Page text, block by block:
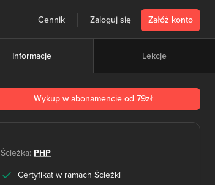
Cennik Zaloguj się Załóż konto
Informacje Lekcje
Wykup w abonamencie od 79zł
Ścieżka: PHP
Certyfikat w ramach Ścieżki